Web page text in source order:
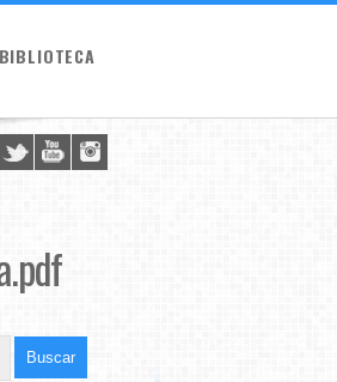
BIBLIOTECA